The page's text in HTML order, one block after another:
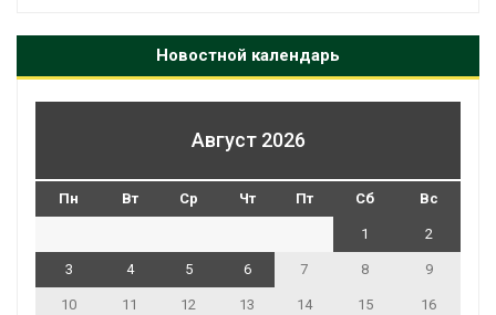
Новостной календарь
Август 2026
Пн Вт Ср Чт Пт Сб Вс
1 2
3 4 5 6 7 8 9
10 11 12 13 14 15 16